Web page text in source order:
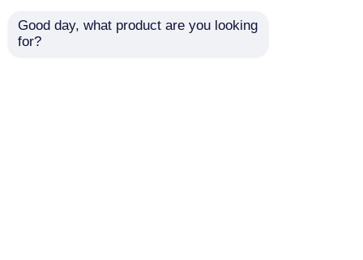
Good day, what product are you looking
for?